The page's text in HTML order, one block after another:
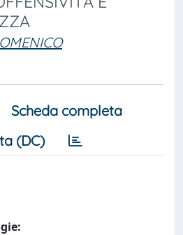
Scheda completa
(DC)